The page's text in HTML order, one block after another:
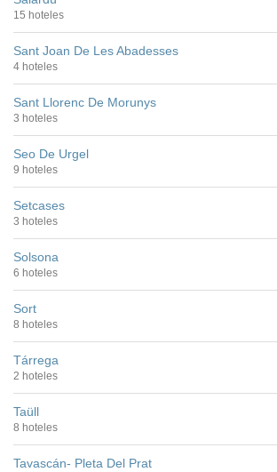
15 hoteles
Sant Joan De Les Abadesses
4 hoteles
Sant Llorenc De Morunys
3 hoteles
Seo De Urgel
9 hoteles
Setcases
3 hoteles
Solsona
6 hoteles
Sort
8 hoteles
Tárrega
2 hoteles
Taüll
8 hoteles
Tavascán- Pleta Del Prat